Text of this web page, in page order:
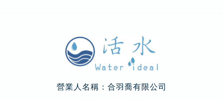
營業人名稱：合羽喬有限公司